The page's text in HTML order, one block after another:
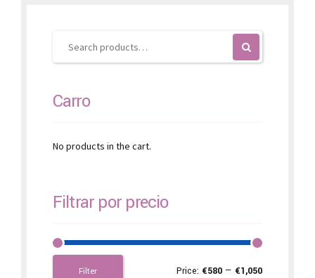
Carro
No products in the cart.
Filtrar por precio
Filter Price: €580 — €1,050